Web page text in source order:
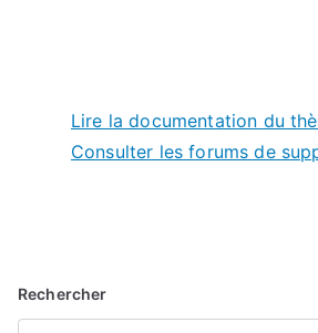
Lire la documentation du
Consulter les forums de
Rechercher